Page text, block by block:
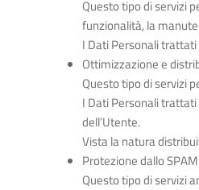
Questo tipo di servizi
funzionalità, la
I Dati Personali
Ottimizzazione e
Questo tipo di servizi
I Dati Personali
dell’Utente.
Vista la natura
Protezione dallo SPAM
Questo tipo di servizi